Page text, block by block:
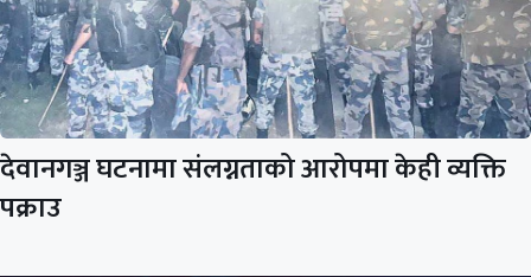
देवानगञ्ज घटनामा संलग्नताको आरोपमा केही व्यक्ति
पक्राउ